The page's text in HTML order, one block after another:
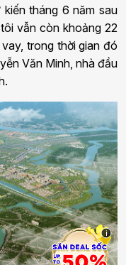
tháng 6 năm sau
vẫn còn khoảng 22
trong thời gian đó
Văn Minh, nhà đầu
i